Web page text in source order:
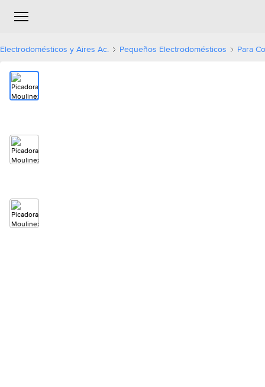
Electrodomésticos y Aires Ac. Pequeños Electrodomésticos Para